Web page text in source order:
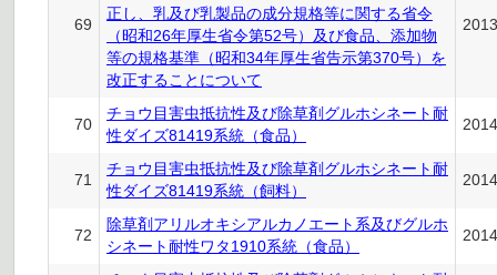
69
正し、乳及び乳製品の成分規格等に関する省令
（昭和26年厚生省令第52号）及び食品、添加物
等の規格基準（昭和34年厚生省告示第370号）を
改正することについて
70
チョウ目害虫抵抗性及び除草剤グルホシネート耐
性ダイズ81419系統（食品）
71
チョウ目害虫抵抗性及び除草剤グルホシネート耐
性ダイズ81419系統（飼料）
72
除草剤アリルオキシアルカノエート系及びグルホ
シネート耐性ワタ1910系統（食品）